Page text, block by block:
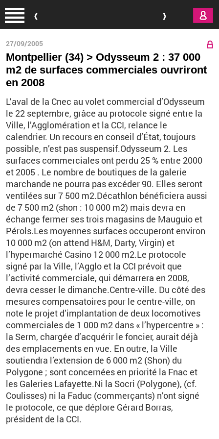
27/09/2005
Montpellier (34) > Odysseum 2 : 37 000
m2 de surfaces commerciales ouvriront
en 2008
L’aval de la Cnec au volet commercial d’Odysseum
le 22 septembre, grâce au protocole signé entre la
Ville, l’Agglomération et la CCI, relance le
calendrier. Un recours en conseil d’État, toujours
possible, n’est pas suspensif.Odysseum 2. Les
surfaces commerciales ont perdu 25 % entre 2000
et 2005 . Le nombre de boutiques de la galerie
marchande ne pourra pas excéder 90. Elles seront
ventilées sur 7 500 m2.Décathlon bénéficiera aussi
de 7 500 m2 (shon : 10 000 m2) mais devra en
échange fermer ses trois magasins de Mauguio et
Pérols.Les moyennes surfaces occuperont environ
10 000 m2 (on attend H&M, Darty, Virgin) et
l’hypermarché Casino 12 000 m2.Le protocole
signé par la Ville, l’Agglo et la CCI prévoit que
l’activité commerciale, qui démarrera en 2008,
devra cesser le dimanche.Centre-ville. Du côté des
mesures compensatoires pour le centre-ville, on
note le projet d’implantation de deux locomotives
commerciales de 1 000 m2 dans « l’hypercentre » :
la Serm, chargée d’acquérir le foncier, aurait déjà
des emplacements en vue. En outre, la Ville
soutiendra l’extension de 6 000 m2 (Shon) du
Polygone ; sont concernées en priorité la Fnac et
les Galeries Lafayette.Ni la Socri (Polygone), (cf.
Coulisses) ni la Faduc (commerçants) n’ont signé
le protocole, ce que déplore Gérard Borras,
président de la CCI.